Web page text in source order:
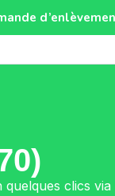
clics via